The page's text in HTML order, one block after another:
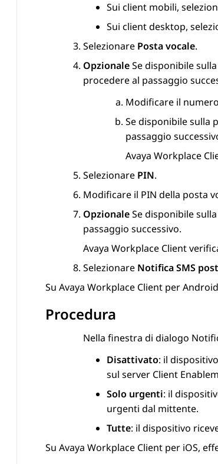
Sui client mobili,
Sui client desktop,
Selezionare Posta vocale.
OpzionaleSe disponibile
procedere al passaggio
Modificare il
Se disponibile sulla
passaggio
Avaya Workplace
Selezionare PIN.
Modificare il PIN della posta
OpzionaleSe disponibile
passaggio successivo.
Avaya Workplace Client
Selezionare Notifica SMS
Su Avaya Workplace Client per Android
Procedura
Nella finestra di dialogo
Disattivato: il
sul server Client
Solo urgenti: il
urgenti dal mittente.
Tutte: il dispositivo
Su Avaya Workplace Client per iOS,